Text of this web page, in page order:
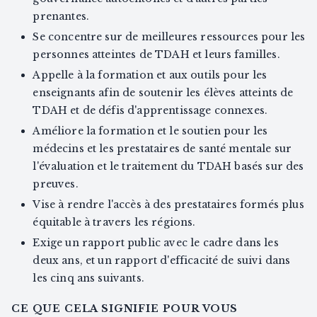
prenantes.
Se concentre sur de meilleures ressources pour les
personnes atteintes de TDAH et leurs familles.
Appelle à la formation et aux outils pour les
enseignants afin de soutenir les élèves atteints de
TDAH et de défis d'apprentissage connexes.
Améliore la formation et le soutien pour les
médecins et les prestataires de santé mentale sur
l'évaluation et le traitement du TDAH basés sur des
preuves.
Vise à rendre l'accès à des prestataires formés plus
équitable à travers les régions.
Exige un rapport public avec le cadre dans les
deux ans, et un rapport d'efficacité de suivi dans
les cinq ans suivants.
CE QUE CELA SIGNIFIE POUR VOUS